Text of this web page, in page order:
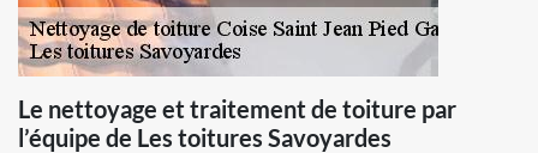
Le nettoyage et traitement de toiture par
l’équipe de Les toitures Savoyardes